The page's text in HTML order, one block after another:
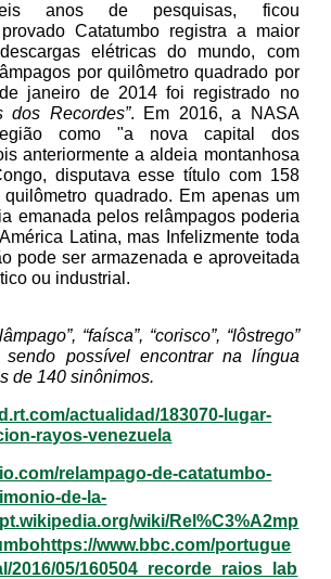
anos de pesquisas, ficou
Catatumbo registra a maior
elétricas do mundo, com
por quilômetro quadrado por
janeiro de 2014 foi registrado no
dos Recordes”. Em 2016, a NASA
como "a nova capital dos
anteriormente a aldeia montanhosa
disputava esse título com 158
quilômetro quadrado. Em apenas um
emanada pelos relâmpagos poderia
Latina, mas Infelizmente toda
pode ser armazenada e aproveitada
ou industrial.
“faísca”, “corisco”, “lôstrego”
sendo possível encontrar na língua
de 140 sinônimos.
actualidad/183070-lugar-
rayos-venezuela
relampago-de-catatumbo-
de-la-
wiki/Rel%C3%A2mp
https://www.bbc.com/portugue
2016/05/160504_recorde_raios_lab